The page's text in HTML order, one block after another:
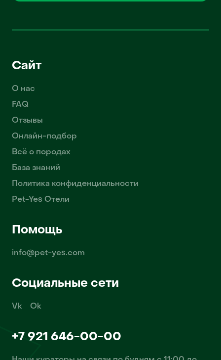
Сайт
О нас
FAQ
Отзывы
Онлайн-подбор
Всё о породах
База знаний
Политика конфиденциальности
Pet-Yes Отели
Помощь
info@pet-yes.com
Социальные сети
Vk Ok
+7 921 646-00-00